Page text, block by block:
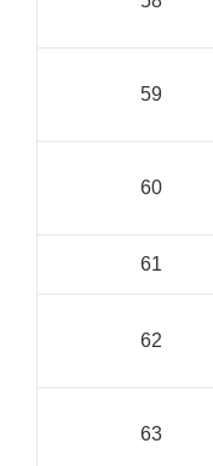
59
60
61
62
63